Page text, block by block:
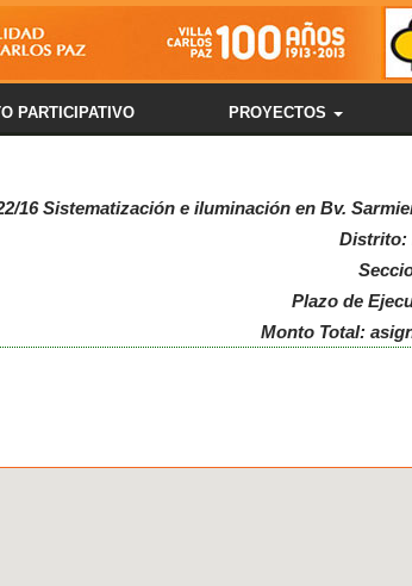
PARTICIPATIVO PROYECTOS
16 Sistematización e iluminación en Bv.
Distrito:
Plazo de
Monto Total: